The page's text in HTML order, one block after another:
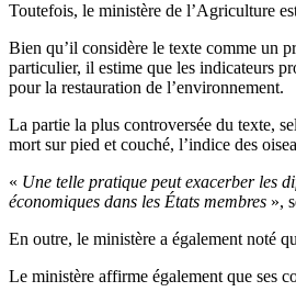
Toutefois, le ministère de l’Agriculture
Bien qu’il considère le texte comme un
particulier, il estime que les indicateurs
pour la restauration de l’environnement.
La partie la plus controversée du texte,
mort sur pied et couché, l’indice des
« Une telle pratique peut exacerber les
économiques dans les États membres »,
En outre, le ministère a également noté
Le ministère affirme également que ses